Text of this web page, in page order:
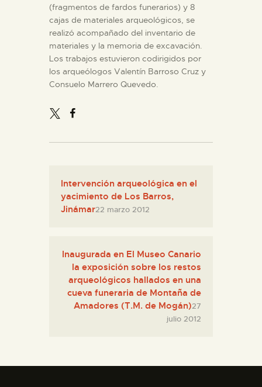
(fragmentos de fardos funerarios) y 8
cajas de materiales arqueológicos, se
realizó acompañado del inventario de
materiales y la memoria de excavación.
Los trabajos estuvieron codirigidos por
los arqueólogos Valentín Barroso Cruz y
Consuelo Marrero Quevedo.
Intervención arqueológica en el
yacimiento de Los Barros,
Jinámar22 marzo 2012
Inaugurada en El Museo Canario
la exposición sobre los restos
arqueológicos hallados en una
cueva funeraria de Montaña de
Amadores (T.M. de Mogán)27
julio 2012